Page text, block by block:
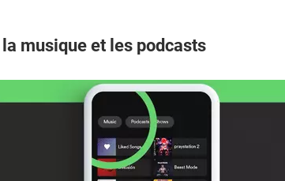
musique et les podcasts